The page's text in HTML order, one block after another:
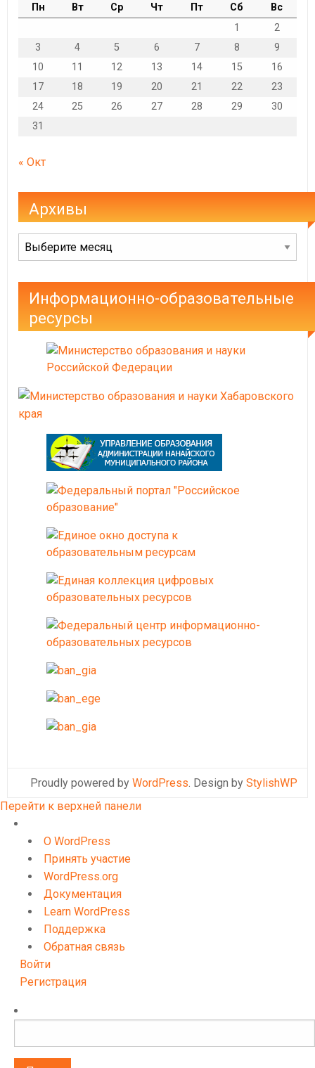
Пн Вт Ср Чт Пт Сб
Вс
1
2
3
4 5 6 7 8
9
10
11 12 13 14 15
16
17
18 19 20 21 22
23
24
25 26 27 28 29
30
31
« Окт
Архивы
Архивы
Информационно-образовательные
ресурсы
Proudly powered by WordPress. Design by StylishWP
Перейти к верхней панели
WordPress
О WordPress
Принять участие
WordPress.org
Документация
Learn WordPress
Поддержка
Обратная связь
Войти
Регистрация